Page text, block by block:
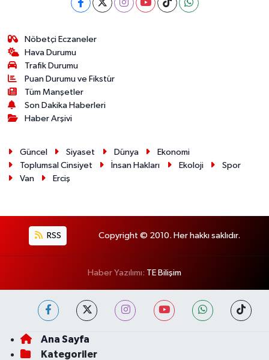
Nöbetçi Eczaneler
Hava Durumu
Trafik Durumu
Puan Durumu ve Fikstür
Tüm Manşetler
Son Dakika Haberleri
Haber Arşivi
Güncel Siyaset Dünya
Ekonomi
Toplumsal Cinsiyet
İnsan Hakları Ekoloji
Spor
Van
Erciş
RSS Copyright © 2010. Her hakkı saklıdır.
Haber Yazılımı: TE Bilişim
Ana Sayfa
Kategoriler